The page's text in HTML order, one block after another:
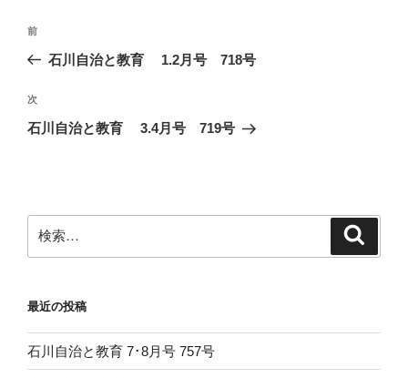
投
ナ
ビ
ゲ
ン
前
の
稿
前
石川自治と教育 1.2月号 718号
次
の
次
石川自治と教育 3.4月号 719号
索:
最近の投稿
石川自治と教育 7･8月号 757号